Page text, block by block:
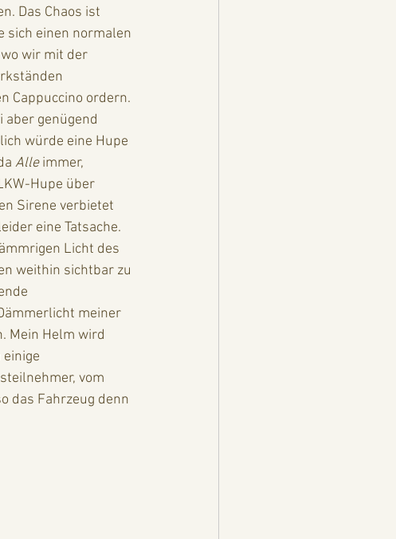
Das Chaos ist
sich einen normalen
wir mit der
Cappuccino ordern.
würde eine Hupe
Alle immer,
Hupe über
Sirene verbietet
eine Tatsache.
Licht des
weithin sichtbar zu
meiner
Mein Helm wird
vom
das Fahrzeug denn